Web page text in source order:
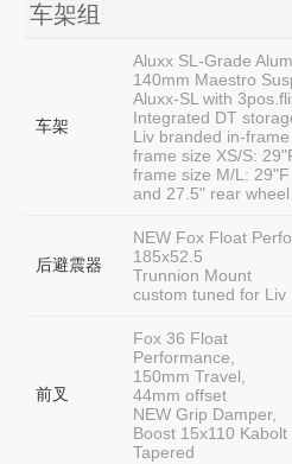
车架组
车架
Aluxx SL-Grade
140mm Maestro
Aluxx-SL with
Integrated DT
Liv branded in-
frame size XS/S:
frame size M/L:
and 27.5" rear
后避震器
NEW Fox Float
185x52.5
Trunnion Mount
custom tuned for Liv
前叉
Fox 36 Float
Performance,
150mm Travel,
44mm offset
NEW Grip Damper,
Boost 15x110 Kabolt
Tapered